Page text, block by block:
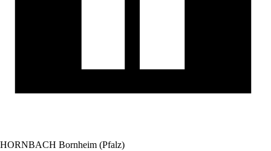
HORNBACH Bornheim (Pfalz)